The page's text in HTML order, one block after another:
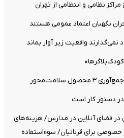
نظامی و انتظامی از تهران
نگهبان اعتماد عمومی هستند
نمی‌گذارند واقعیت زیر آوار بماند
سلامت‌محور
دستور کار است
فضای آنلاین در مدارس/ هزینه‌های
خصوصی برای قربانیان/ سوءاستفاده